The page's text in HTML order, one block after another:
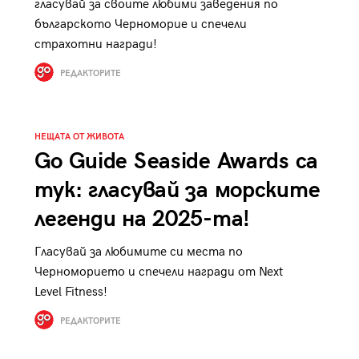
гласувай за своите любими заведения по
българското Черноморие и спечели
страхотни награди!
РЕДАКТОРИТЕ
НЕЩАТА ОТ ЖИВОТА
Go Guide Seaside Awards са
тук: гласувай за морските
легенди на 2025-та!
Гласувай за любимите си места по
Черноморието и спечели награди от Next
Level Fitness!
РЕДАКТОРИТЕ
Tender is the Wine – Какво
се пие на Лазурния бряг
29/29